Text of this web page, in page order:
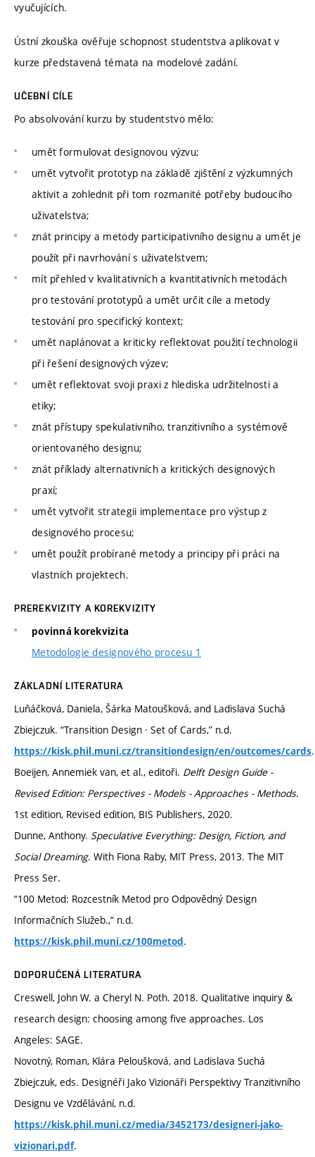
vyučujících.
Ústní zkouška ověřuje schopnost studentstva aplikovat v
kurze představená témata na modelové zadání.
UČEBNÍ CÍLE
Po absolvování kurzu by studentstvo mělo:
umět formulovat designovou výzvu;
umět vytvořit prototyp na základě zjištění z výzkumných
aktivit a zohlednit při tom rozmanité potřeby budoucího
uživatelstva;
znát principy a metody participativního designu a umět je
použít při navrhování s uživatelstvem;
mít přehled v kvalitativních a kvantitativních metodách
pro testování prototypů a umět určit cíle a metody
testování pro specifický kontext;
umět naplánovat a kriticky reflektovat použití technologii
při řešení designových výzev;
umět reflektovat svoji praxi z hlediska udržitelnosti a
etiky;
znát přístupy spekulativního, tranzitivního a systémově
orientovaného designu;
znát příklady alternativních a kritických designových
praxí;
umět vytvořit strategii implementace pro výstup z
designového procesu;
umět použít probírané metody a principy při práci na
vlastních projektech.
PREREKVIZITY A KOREKVIZITY
povinná korekvizita
Metodologie designového procesu 1
ZÁKLADNÍ LITERATURA
Luňáčková, Daniela, Šárka Matoušková, and Ladislava Suchá
Zbiejczuk. “Transition Design · Set of Cards,” n.d.
https://kisk.phil.muni.cz/transitiondesign/en/outcomes/cards.
Boeijen, Annemiek van, et al., editoři. Delft Design Guide -
Revised Edition: Perspectives - Models - Approaches - Methods.
1st edition, Revised edition, BIS Publishers, 2020.
Dunne, Anthony. Speculative Everything: Design, Fiction, and
Social Dreaming. With Fiona Raby, MIT Press, 2013. The MIT
Press Ser.
“100 Metod: Rozcestník Metod pro Odpovědný Design
Informačních Služeb.,” n.d.
https://kisk.phil.muni.cz/100metod.
DOPORUČENÁ LITERATURA
Creswell, John W. a Cheryl N. Poth. 2018. Qualitative inquiry &
research design: choosing among five approaches. Los
Angeles: SAGE.
Novotný, Roman, Klára Peloušková, and Ladislava Suchá
Zbiejczuk, eds. Designéři Jako Vizionáři Perspektivy Tranzitivního
Designu ve Vzdělávání, n.d.
https://kisk.phil.muni.cz/media/3452173/designeri-jako-
vizionari.pdf.